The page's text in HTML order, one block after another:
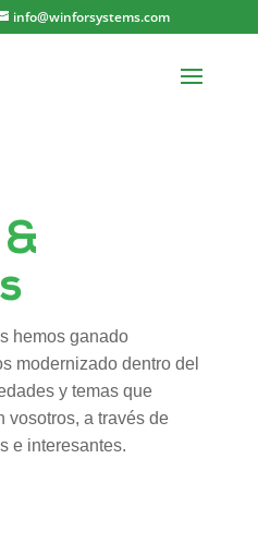
info@winforsystems.com
hemos ganado
modernizado dentro del
y temas que
vosotros, a través de
e interesantes.